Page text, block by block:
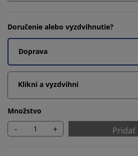
Doručenie alebo vyzdvihnutie?
Doprava
Klikni a vyzdvihni
Množstvo
- + Pridať